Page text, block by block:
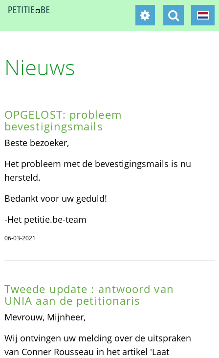
Nieuws
OPGELOST: probleem
bevestigingsmails
Beste bezoeker,
Het probleem met de bevestigingsmails is nu
hersteld.
Bedankt voor uw geduld!
-Het petitie.be-team
06-03-2021
Tweede update : antwoord van
UNIA aan de petitionaris
Mevrouw, Mijnheer,
Wij ontvingen uw melding over de uitspraken
van Conner Rousseau in het artikel 'Laat